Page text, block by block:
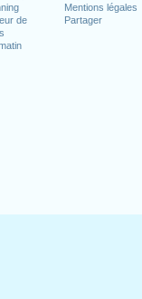
de
Mentions légales
Partager